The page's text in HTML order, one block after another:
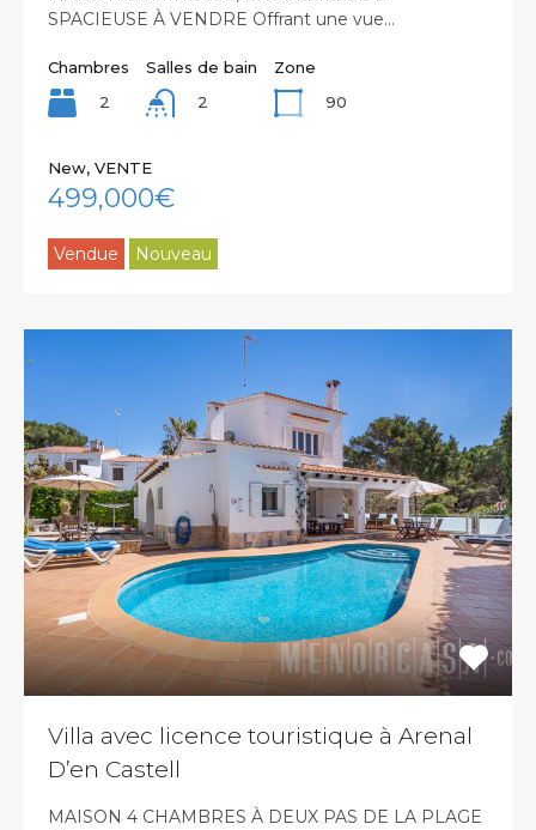
SPACIEUSE À VENDRE Offrant une vue…
Chambres
2
Salles de bain
2
Zone
90
New, VENTE
499,000€
Vendue Nouveau
Villa avec licence touristique à Arenal
D’en Castell
MAISON 4 CHAMBRES À DEUX PAS DE LA PLAGE